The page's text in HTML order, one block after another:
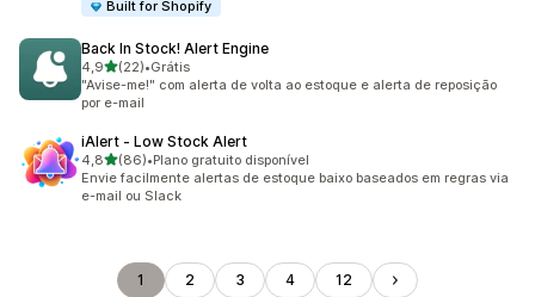
Built for Shopify
Back In Stock! Alert Engine
4,9de 5 estrelas
(22)
22 avaliações ao todo
•Grátis
"Avise-me!" com alerta de volta ao estoque e alerta de reposição
por e-mail
iAlert ‑ Low Stock Alert
4,8de 5 estrelas
(86)
86 avaliações ao todo
•Plano gratuito disponível
Envie facilmente alertas de estoque baixo baseados em regras via
e-mail ou Slack
1 2 3 4 12